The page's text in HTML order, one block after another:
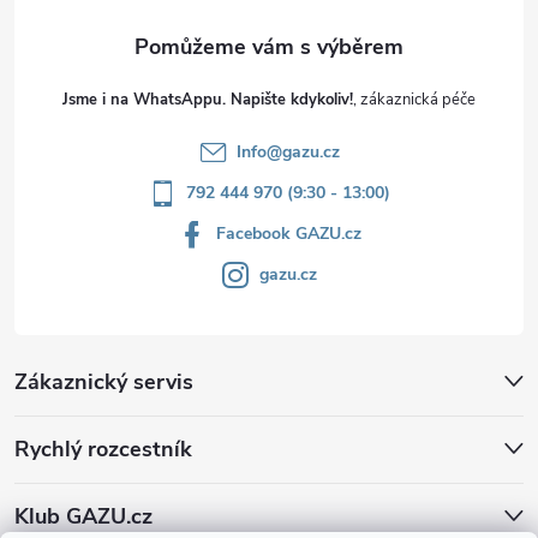
Jsme i na WhatsAppu. Napište kdykoliv!
Info@gazu.cz
792 444 970 (9:30 - 13:00)
Facebook GAZU.cz
gazu.cz
Zákaznický servis
Rychlý rozcestník
Klub GAZU.cz